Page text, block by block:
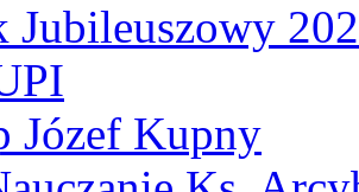
Jubileuszowy
Józef Kupny